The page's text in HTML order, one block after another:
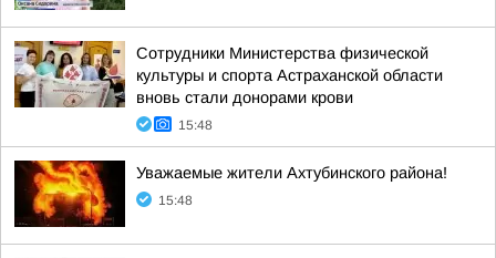
Сотрудники Министерства физической
культуры и спорта Астраханской области
вновь стали донорами крови
15:48
Уважаемые жители Ахтубинского района!
15:48